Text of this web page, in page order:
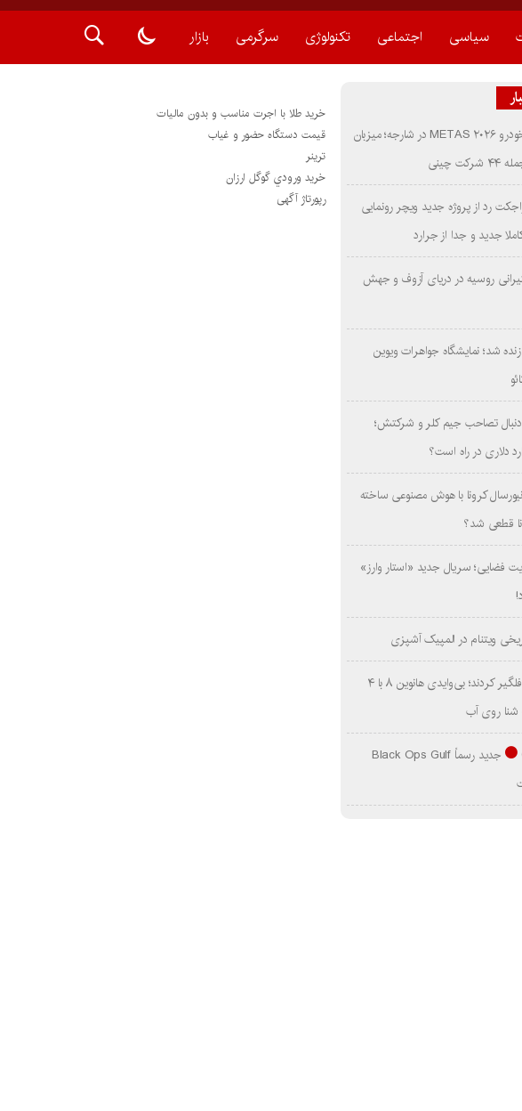
سیاسی اجتماعی تکنولوژی سرگرمی بازار
نمایشگاه خودرو METAS ۲۰۲۶ در شارجه؛ میزبان
رد از پروژه جدید ویچر رونمایی
جدید و جدا از جرارد
روسیه در دریای آزوف و جهش
شد؛ نمایشگاه جواهرات ویوین
دنبال تصاحب جیم کلر و شرکتش؛
کرونا با هوش مصنوعی ساخته
قطعی شد؟
فضایی؛ سریال جدید «استار وارز»
ویتنام در المپیک آشپزی
چینی‌ها غافلگیر کردند؛ بی‌وایدی هانوین ۸ با ۴
شنا روی آب
Call of Duty جدید رسماً Black Ops Gulf
خرید طلا با اجرت مناسب و بدون مالیات
قیمت دستگاه حضور و غیاب
ترينر
خريد ورودي گوگل ارزان
رپورتاژ آگهی